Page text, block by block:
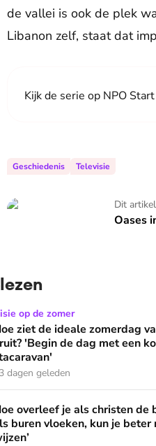
de vallei is ook de plek
Libanon zelf, staat dat
Kijk de serie op NPO
Geschiedenis Televisie
Dit
Oases
Oases in de Oriënt
zomerdag van Mirjam
op de zomer
ziet de ideale zomerdag
'Begin de dag met een
dagen geleden
als christen de
overleef je als christen de
buren vloeken, kun je